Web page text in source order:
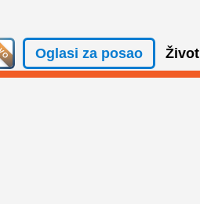
Oglasi za posao Život